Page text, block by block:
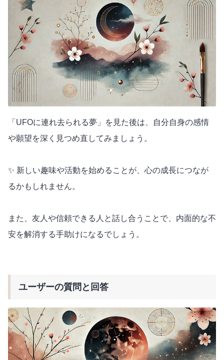
「UFOに連れ去られる夢」を見た後は、自分自身の感情
や願望を深く見つめ直してみましょう。
✨ 新しい趣味や活動を始めることが、心の成長につなが
るかもしれません。
また、友人や信頼できる人と話し合うことで、内面的な不
安を解消する手助けになるでしょう。
ユーザーの質問と回答